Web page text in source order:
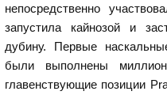
непосредственно
запустила кайнозой и
дубину. Первые
были выполнены
главенствующие позиции